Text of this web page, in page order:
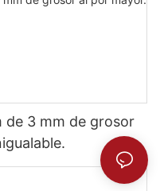
de 3 mm de grosor